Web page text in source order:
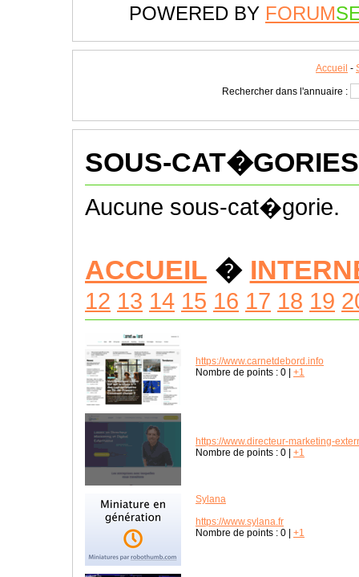
POWERED BY FORUM
Accueil -
Rechercher dans l'annuaire :
SOUS-CAT�GORIES
Aucune sous-cat�gorie.
ACCUEIL �
12 13 14 15 16 17 18 19
https://www.carnetdebord.info
Nombre de points : 0 +1
https://www.directeur-marketing-
Nombre de points : 0 +1
Sylana
https://www.sylana.fr
Nombre de points : 0 +1